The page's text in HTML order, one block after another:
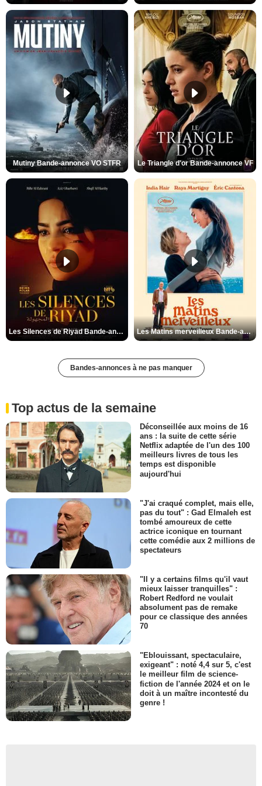
Mutiny Bande-annonce VO STFR Le Triangle d'or Bande-annonce VF
Les Silences de Riyad Bande-annonce VO STFR Les Matins merveilleux Bande-annonce VF
Bandes-annonces à ne pas manquer
Top actus de la semaine
Déconseillée aux moins de 16
ans : la suite de cette série
Netflix adaptée de l'un des 100
meilleurs livres de tous les
temps est disponible
aujourd'hui
"J'ai craqué complet, mais elle,
pas du tout" : Gad Elmaleh est
tombé amoureux de cette
actrice iconique en tournant
cette comédie aux 2 millions de
spectateurs
"Il y a certains films qu'il vaut
mieux laisser tranquilles" :
Robert Redford ne voulait
absolument pas de remake
pour ce classique des années
70
"Eblouissant, spectaculaire,
exigeant" : noté 4,4 sur 5, c'est
le meilleur film de science-
fiction de l'année 2024 et on le
doit à un maître incontesté du
genre !